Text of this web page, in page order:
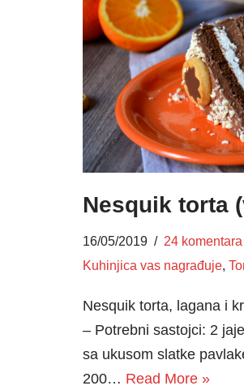
Nesquik torta
16/05/2019
24 komentara
Kuhinjica vas nagrađuje,
Nesquik torta, lagana i
– Potrebni sastojci: 2
sa ukusom slatke
200… Read More »